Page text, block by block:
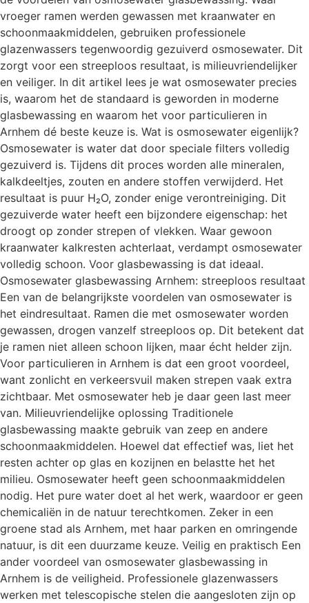
vroeger ramen werden gewassen met kraanwater en
schoonmaakmiddelen, gebruiken professionele
glazenwassers tegenwoordig gezuiverd osmosewater. Dit
zorgt voor een streeploos resultaat, is milieuvriendelijker
en veiliger. In dit artikel lees je wat osmosewater precies
is, waarom het de standaard is geworden in moderne
glasbewassing en waarom het voor particulieren in
Arnhem dé beste keuze is. Wat is osmosewater eigenlijk?
Osmosewater is water dat door speciale filters volledig
gezuiverd is. Tijdens dit proces worden alle mineralen,
kalkdeeltjes, zouten en andere stoffen verwijderd. Het
resultaat is puur H₂O, zonder enige verontreiniging. Dit
gezuiverde water heeft een bijzondere eigenschap: het
droogt op zonder strepen of vlekken. Waar gewoon
kraanwater kalkresten achterlaat, verdampt osmosewater
volledig schoon. Voor glasbewassing is dat ideaal.
Osmosewater glasbewassing Arnhem: streeploos resultaat
Een van de belangrijkste voordelen van osmosewater is
het eindresultaat. Ramen die met osmosewater worden
gewassen, drogen vanzelf streeploos op. Dit betekent dat
je ramen niet alleen schoon lijken, maar écht helder zijn.
Voor particulieren in Arnhem is dat een groot voordeel,
want zonlicht en verkeersvuil maken strepen vaak extra
zichtbaar. Met osmosewater heb je daar geen last meer
van. Milieuvriendelijke oplossing Traditionele
glasbewassing maakte gebruik van zeep en andere
schoonmaakmiddelen. Hoewel dat effectief was, liet het
resten achter op glas en kozijnen en belastte het het
milieu. Osmosewater heeft geen schoonmaakmiddelen
nodig. Het pure water doet al het werk, waardoor er geen
chemicaliën in de natuur terechtkomen. Zeker in een
groene stad als Arnhem, met haar parken en omringende
natuur, is dit een duurzame keuze. Veilig en praktisch Een
ander voordeel van osmosewater glasbewassing in
Arnhem is de veiligheid. Professionele glazenwassers
werken met telescopische stelen die aangesloten zijn op